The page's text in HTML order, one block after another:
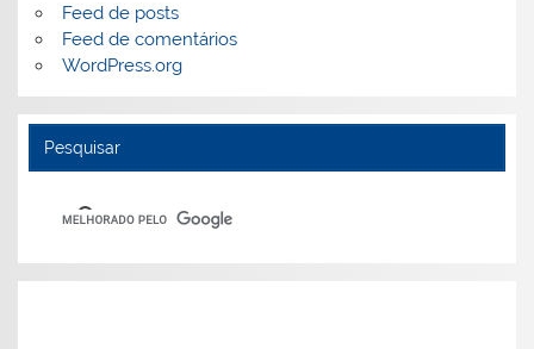
Feed de posts
Feed de comentários
WordPress.org
Pesquisar